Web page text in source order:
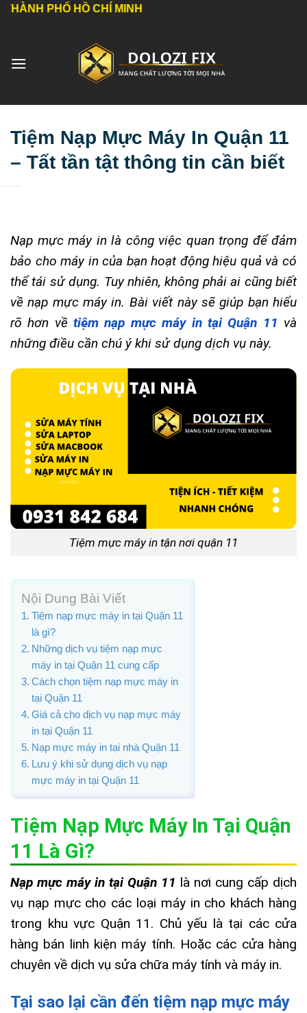
Bỏ
dung
HỒ CHÍ MINH
Tiệm Nạp Mực Máy In Quận 11
– Tất tần tật thông tin cần biết
Nạp mực máy in là công việc quan trọng để đảm
bảo cho máy in của bạn hoạt động hiệu quả và có
thể tái sử dụng. Tuy nhiên, không phải ai cũng biết
về nạp mực máy in. Bài viết này sẽ giúp bạn hiểu
rõ hơn vềtiệm nạp mực máy in tại Quận 11 và
những điều cần chú ý khi sử dụng dịch vụ này.
Tiệm mực máy in tận nơi quận 11
Nội Dung Bài Viết
Tiệm nạp mực máy in tại Quận 11
là gì?
Những dịch vụ tiệm nạp mực
máy in tại Quận 11 cung cấp
Cách chọn tiệm nạp mực máy in
tại Quận 11
Giá cả cho dịch vụ nạp mực máy
in tại Quận 11
Nạp mực máy in tại nhà Quận 11
Lưu ý khi sử dụng dịch vụ nạp
mực máy in tại Quận 11
Tiệm Nạp Mực Máy In Tại Quận
11 Là Gì?
Nạp mực máy in tại Quận 11 là nơi cung cấp dịch
vụ nạp mực cho các loại máy in cho khách hàng
trong khu vực Quận 11. Chủ yếu là tại các cửa
hàng bán linh kiện máy tính. Hoặc các cửa hàng
chuyên về dịch vụ sửa chữa máy tính và máy in.
Tại sao lại cần đến tiệm nạp mực máy